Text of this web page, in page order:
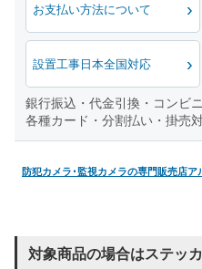
お支払い方法について
設置工事日本全国対応
銀行振込・代金引換・コンビ
各種カード・分割払い・掛売
防犯カメラ･監視カメラの専門販売店ア
対象商品の場合はステッ